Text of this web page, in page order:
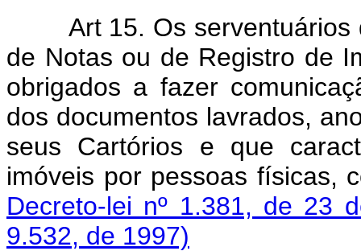
Art 15. Os
de Notas ou de Registro de
obrigados a fazer
dos documentos lavrados,
seus Cartórios e que
imóveis por pessoas físicas,
Decreto-lei nº 1.381, de 23
9.532, de 1997)